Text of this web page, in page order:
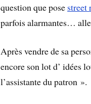
question que pose street
parfois alarmantes…
Après vendre de sa
encore son lot d’ idées
l’assistante du patron ».